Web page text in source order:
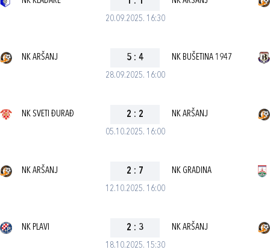
20.09.2025. 16:30
28.09.2025. 16:00
NK ARŠANJ 5 : 4 NK BUŠETINA 1947
05.10.2025. 16:00
NK SVETI ĐURAĐ 2 : 2 NK ARŠANJ
12.10.2025. 16:00
NK ARŠANJ 2 : 7 NK GRADINA
18.10.2025. 15:30
NK PLAVI 2 : 3 NK ARŠANJ